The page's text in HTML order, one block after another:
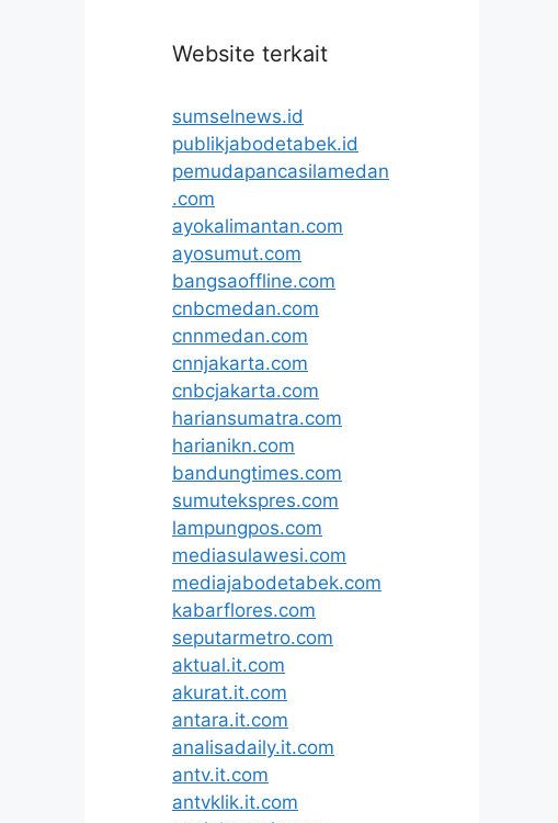
Website terkait
sumselnews.id
publikjabodetabek.id
pemudapancasilamedan
.com
ayokalimantan.com
ayosumut.com
bangsaoffline.com
cnbcmedan.com
cnnmedan.com
cnnjakarta.com
cnbcjakarta.com
hariansumatra.com
harianikn.com
bandungtimes.com
sumutekspres.com
lampungpos.com
mediasulawesi.com
mediajabodetabek.com
kabarflores.com
seputarmetro.com
aktual.it.com
akurat.it.com
antara.it.com
analisadaily.it.com
antv.it.com
antvklik.it.com